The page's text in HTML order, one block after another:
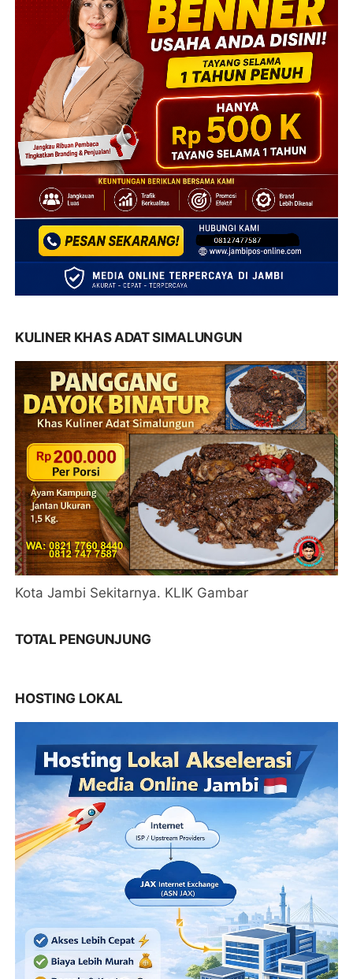
KULINER KHAS ADAT SIMALUNGUN
Kota Jambi Sekitarnya. KLIK Gambar
TOTAL PENGUNJUNG
HOSTING LOKAL